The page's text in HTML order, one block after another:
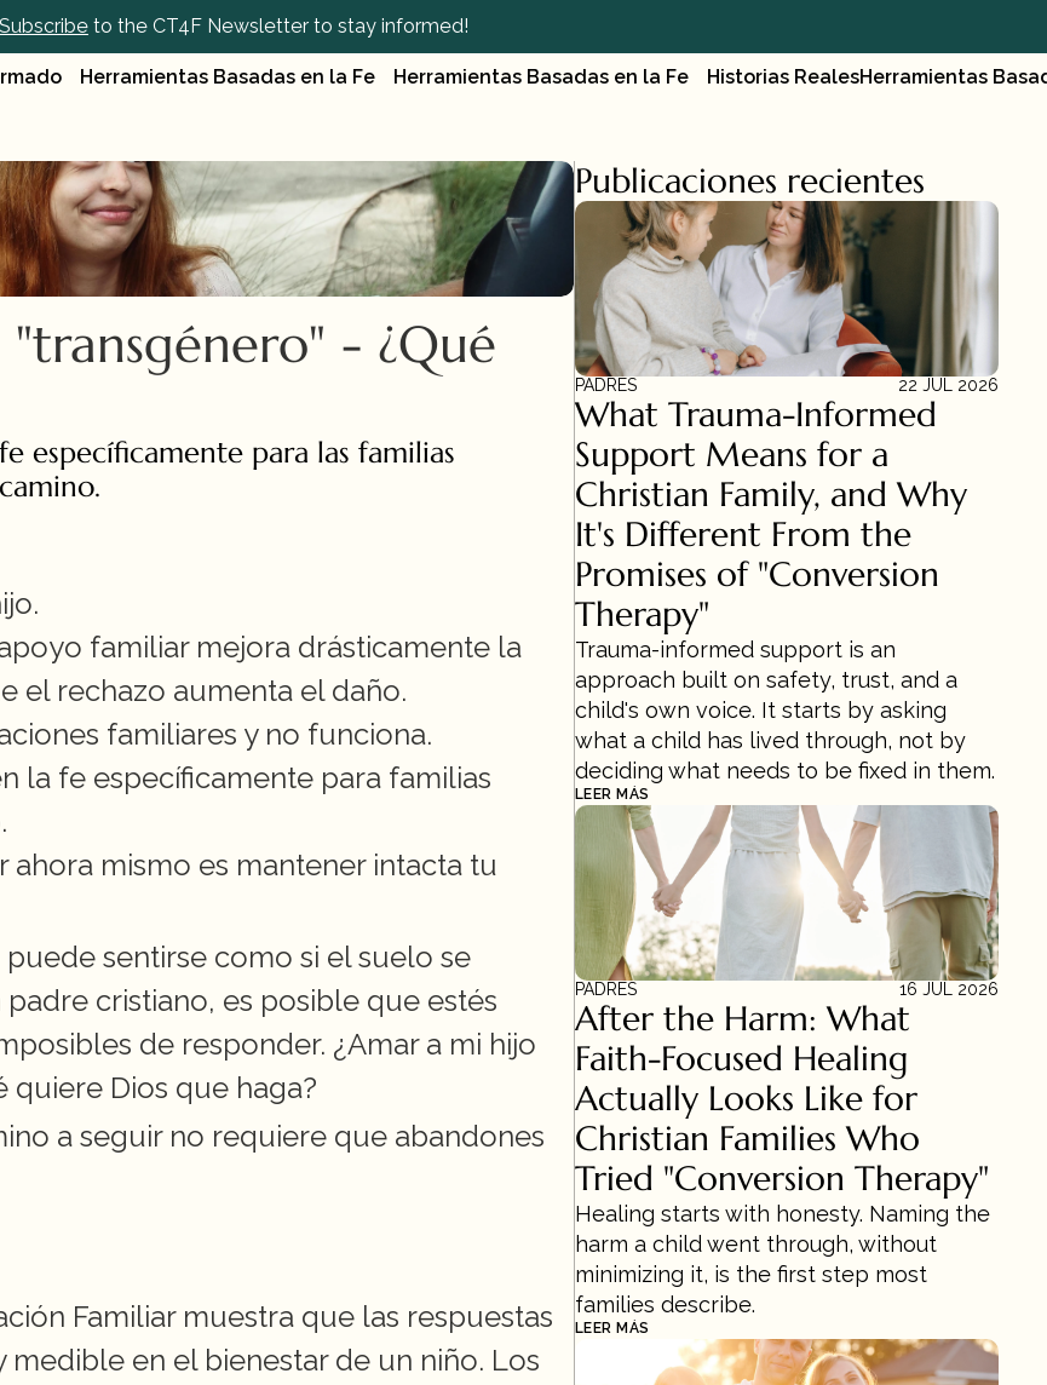
Subscribe to the CT4F Newsletter to stay informed!
Herramientas Basadas en la Fe Herramientas Basadas en la Fe Historias RealesHerramientas
- ¿Qué
específicamente para las familias
familiar mejora drásticamente la
el rechazo aumenta el daño.
familiares y no funciona.
la fe específicamente para familias
mismo es mantener intacta tu
puede sentirse como si el suelo se
cristiano, es posible que estés
de responder. ¿Amar a mi hijo
quiere Dios que haga?
a seguir no requiere que abandones
Familiar muestra que las respuestas
en el bienestar de un niño. Los
Publicaciones recientes
PADRES 22 JUL 2026
What Trauma-Informed
Support Means for a
Christian Family, and Why
It's Different From the
Promises of "Conversion
Therapy"
Trauma-informed support is an
approach built on safety, trust, and a
child's own voice. It starts by asking
what a child has lived through, not by
deciding what needs to be fixed in them.
LEER MÁS
PADRES 16 JUL 2026
After the Harm: What
Faith-Focused Healing
Actually Looks Like for
Christian Families Who
Tried "Conversion Therapy"
Healing starts with honesty. Naming the
harm a child went through, without
minimizing it, is the first step most
families describe.
LEER MÁS